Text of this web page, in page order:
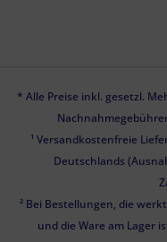
* Alle Preise inkl. gesetzl.
¹ Versandkostenfreie
Deutschlands
² Bei Bestellungen, die
und die Ware am Lager